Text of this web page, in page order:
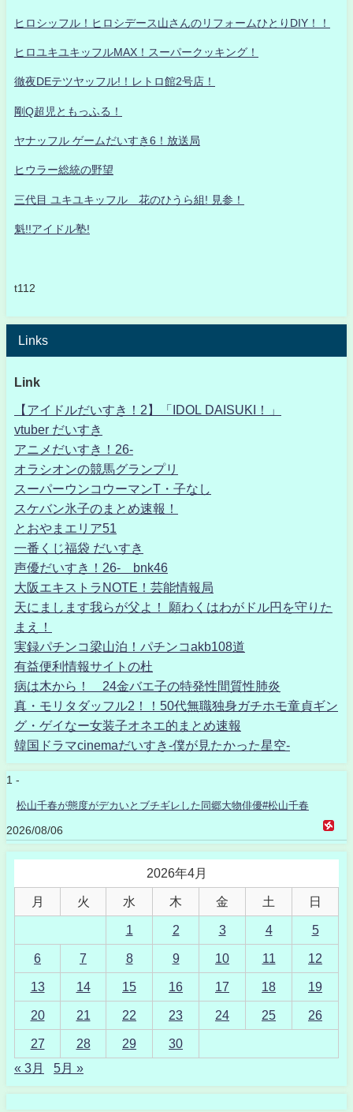
ヒロシッフル！ヒロシデース山さんのリフォームひとりDIY！！
ヒロユキユキッフルMAX！スーパークッキング！
徹夜DEテツヤッフル!！レトロ館2号店！
剛Q超児ともっふる！
ヤナッフル ゲームだいすき6！放送局
ヒウラー総統の野望
三代目 ユキユキッフル 花のひうら組! 見参！
魁!!アイドル塾!
t112
Links
Link
【アイドルだいすき！2】「IDOL DAISUKI！」
vtuber だいすき
アニメだいすき！26-
オラシオンの競馬グランプリ
スーパーウンコウーマンT・子なし
スケバン氷子のまとめ速報！
とおやまエリア51
一番くじ福袋 だいすき
声優だいすき！26- bnk46
大阪エキストラNOTE！芸能情報局
天にまします我らが父よ！ 願わくはわがドル円を守りた
まえ！
実録パチンコ梁山泊！パチンコakb108道
有益便利情報サイトの杜
病は木から！ 24金バエ子の特発性間質性肺炎
真・モリタダッフル2！！50代無職独身ガチホモ童貞ギン
グ・ゲイなー女装子オネエ的まとめ速報
韓国ドラマcinemaだいすき-僕が見たかった星空-
1 -
松山千春が態度がデカいとブチギレした同郷大物俳優#松山千春
2026/08/06
2026年4月
月 火 水 木 金 土 日
1 2 3 4 5
6 7 8 9 10 11 12
13 14 15 16 17 18 19
20 21 22 23 24 25 26
27 28 29
30
« 3月
5月 »